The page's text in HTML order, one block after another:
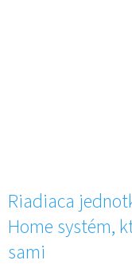
Riadiaca
Home systém,
sami